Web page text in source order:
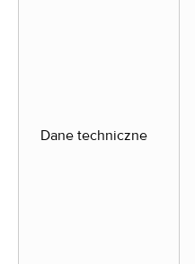
Dane techniczne